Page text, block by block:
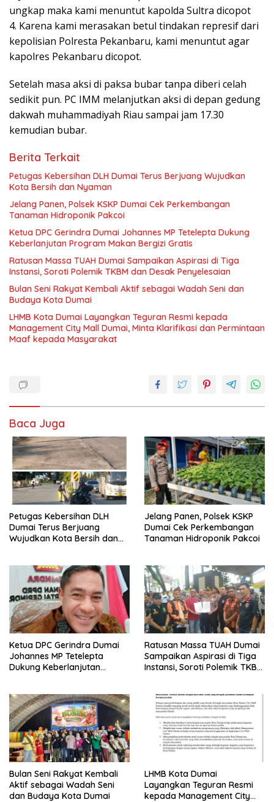
ungkap maka kami menuntut kapolda Sultra dicopot
4. Karena kami merasakan betul tindakan represif dari
kepolisian Polresta Pekanbaru, kami menuntut agar
kapolres Pekanbaru dicopot.
Setelah masa aksi di paksa bubar tanpa diberi celah
sedikit pun. PC IMM melanjutkan aksi di depan gedung
dakwah muhammadiyah Riau sampai jam 17.30
kemudian bubar.
Berita Terkait
Petugas Kebersihan DLH Dumai Terus Berjuang Wujudkan
Kota Bersih dan Nyaman
Jelang Panen, Polsek KSKP Dumai Cek Perkembangan
Tanaman Hidroponik Pakcoi
Ketua DPC Gerindra Dumai Johannes MP Tetelepta Dukung
Keberlanjutan Program Makan Bergizi Gratis
Ratusan Massa TUAH Dumai Sampaikan Aspirasi di Tiga
Instansi, Soroti Polemik TKBM dan Desak Penyelesaian
Bulan Seni Rakyat Kembali Aktif sebagai Wadah Seni dan
Budaya Kota Dumai
LHMB Kota Dumai Layangkan Teguran Resmi kepada
Management City Mall Dumai, Minta Klarifikasi dan Permintaan
Maaf kepada Masyarakat
Baca Juga
Petugas Kebersihan DLH
Dumai Terus Berjuang
Wujudkan Kota Bersih dan
Jelang Panen, Polsek KSKP
Dumai Cek Perkembangan
Tanaman Hidroponik Pakcoi
Ketua DPC Gerindra Dumai
Johannes MP Tetelepta
Dukung Keberlanjutan
Ratusan Massa TUAH Dumai
Sampaikan Aspirasi di Tiga
Instansi, Soroti Polemik TKBM
Bulan Seni Rakyat Kembali
Aktif sebagai Wadah Seni
dan Budaya Kota Dumai
LHMB Kota Dumai
Layangkan Teguran Resmi
kepada Management City